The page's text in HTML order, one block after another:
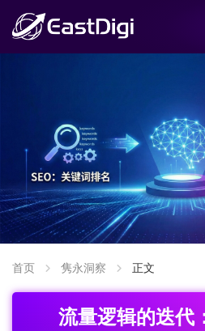
首页 隽永洞察 正文
流量逻辑的迭